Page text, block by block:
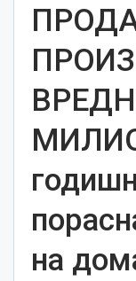
на